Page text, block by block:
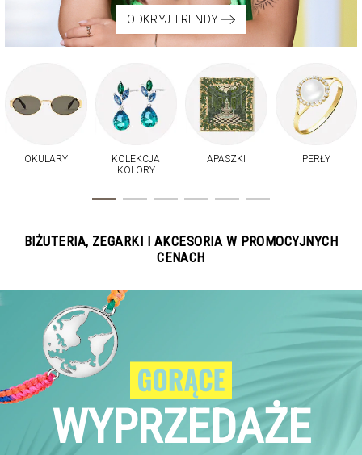
ODKRYJ TRENDY
OKULARY
KOLEKCJA
KOLORY
APASZKI PERŁY
BIŻUTERIA, ZEGARKI I AKCESORIA W PROMOCYJNYCH
CENACH
WYPRZEDAŻE